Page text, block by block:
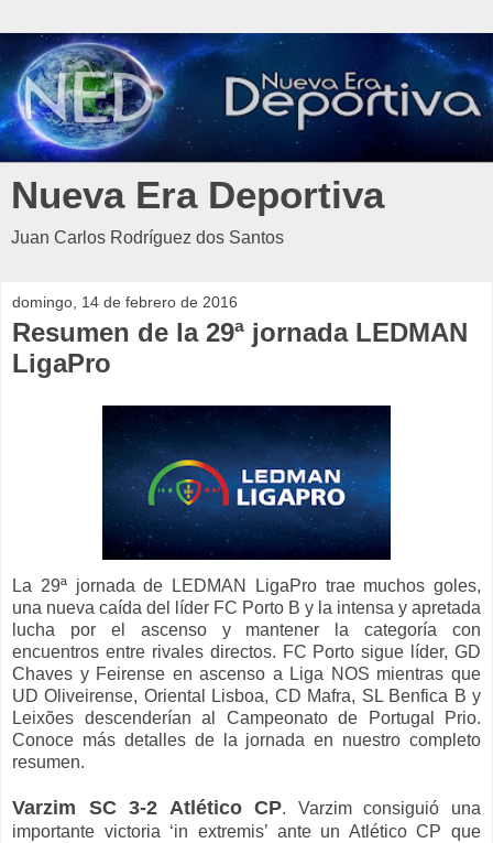
Nueva Era Deportiva
Juan Carlos Rodríguez dos Santos
domingo, 14 de febrero de 2016
Resumen de la 29ª jornada LEDMAN
LigaPro
La 29ª jornada de LEDMAN LigaPro trae muchos goles,
una nueva caída del líder FC Porto B y la intensa y apretada
lucha por el ascenso y mantener la categoría con
encuentros entre rivales directos. FC Porto sigue líder, GD
Chaves y Feirense en ascenso a Liga NOS mientras que
UD Oliveirense, Oriental Lisboa, CD Mafra, SL Benfica B y
Leixões descenderían al Campeonato de Portugal Prio.
Conoce más detalles de la jornada en nuestro completo
resumen.
Varzim SC 3-2 Atlético CP. Varzim consiguió una
importante victoria ‘in extremis’ ante un Atlético CP que